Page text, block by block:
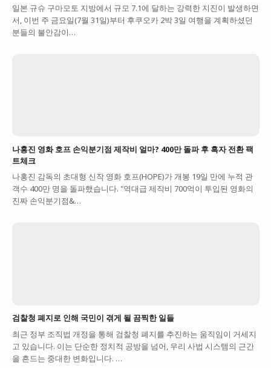
일본 규슈 구마모토 지방에서 규모 7.1에 달하는 강력한 지진이 발생하면
서, 이번 주 금요일(7월 31일)부터 후쿠오카 2박 3일 여행을 계획하셨던
분들의 불안감이…
나홍진 영화 호프 손익분기점 제작비 얼마? 400만 돌파 후 흑자 전환 팩
트체크
나홍진 감독의 초대형 신작 영화 호프(HOPE)가 개봉 19일 만에 누적 관
객수 400만 명을 돌파했습니다. "역대급 제작비 700억이 투입된 영화의
진짜 손익분기점&…
검찰청 폐지로 인해 국민이 겪게 될 끔찍한 일들
최근 정부 조직법 개정을 통해 검찰청 폐지를 추진하는 움직임이 거세지
고 있습니다. 이는 단순한 정치적 공방을 넘어, 우리 사법 시스템의 근간
을 흔드는 중대한 변화입니다. …